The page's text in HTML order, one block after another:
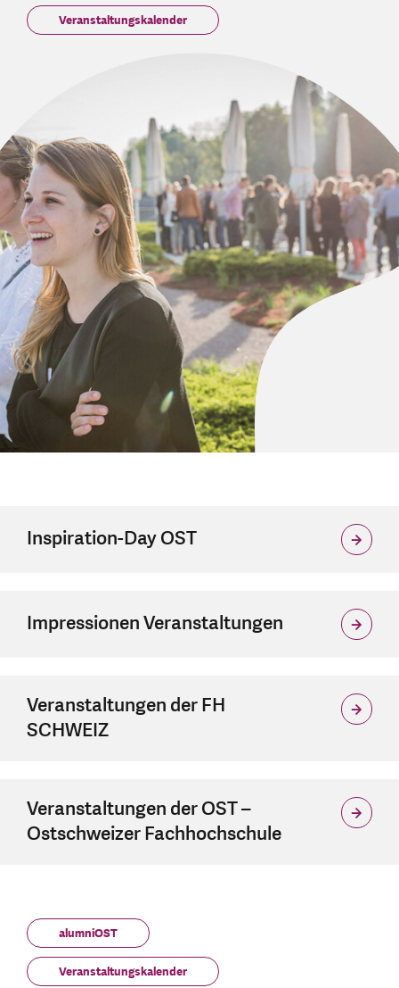
Veranstaltungskalender
Inspiration-Day OST
Impressionen Veranstaltungen
Veranstaltungen der FH
SCHWEIZ
Veranstaltungen der OST –
Ostschweizer Fachhochschule
alumniOST
Veranstaltungskalender